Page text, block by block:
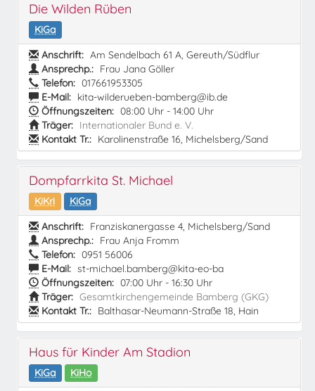
Die Wilden Rüben
KiGa
Anschrift: Am Sendelbach 61 A, Gereuth/Südflur
Ansprechp.: Frau Jana Göller
Telefon: 017661953305
E-Mail: kita-wilderueben-bamberg@ib.de
Öffnungszeiten: 08:00 Uhr - 14:00 Uhr
Träger: Internationaler Bund e. V.
Kontakt Tr.: Karolinenstraße 16, Michelsberg/Sand
Dompfarrkita St. Michael
KiKri
KiGa
Anschrift: Franziskanergasse 4, Michelsberg/Sand
Ansprechp.: Frau Anja Fromm
Telefon: 0951 56006
E-Mail: st-michael.bamberg@kita-eo-ba
Öffnungszeiten: 07:00 Uhr - 16:30 Uhr
Träger: Gesamtkirchengemeinde Bamberg (GKG)
Kontakt Tr.: Balthasar-Neumann-Straße 18, Hain
Haus für Kinder Am Stadion
KiGa
KiHo